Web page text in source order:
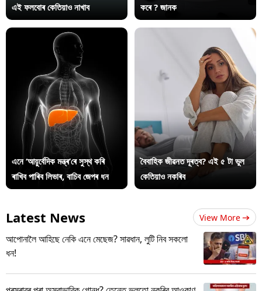
এই ফলবোৰ কেতিয়াও নাখাব
কৰে ? জানক
এনে ‘আয়ুৰ্বেদিক মন্ত্ৰ’ৰে সুস্থ কৰি
ৰাখিব পাৰিব লিভাৰ, বাচিব জেপৰ ধন
বৈবাহিক জীৱনত দূৰত্ব? এই ৫ টা ভুল
কেতিয়াও নকৰিব
Latest News View More
আপোনালৈ আহিছে নেকি এনে মেছেজ? সাৱধান, লুটি নিব সকলো
ধন!